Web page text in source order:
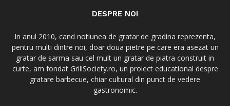
DESPRE NOI
In anul 2010, cand notiunea de gratar de gradina reprezenta,
pentru multi dintre noi, doar doua pietre pe care era asezat un
gratar de sarma sau cel mult un gratar de piatra construit in
curte, am fondat GrillSociety.ro, un proiect educational despre
gratare barbecue, chiar cultural din punct de vedere
gastronomic.